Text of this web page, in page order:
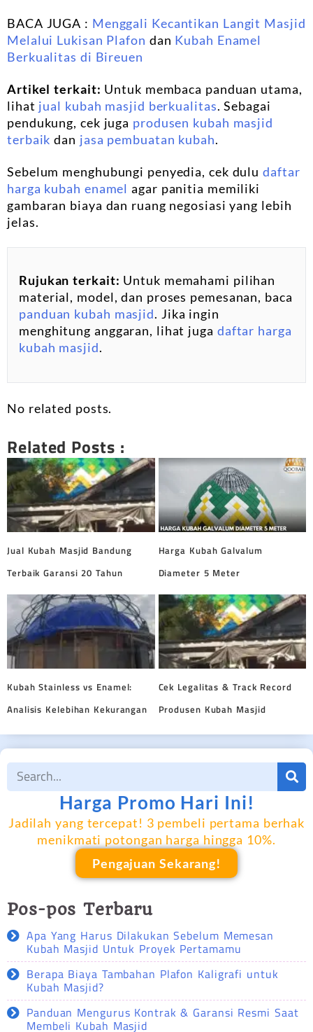
BACA JUGA : Menggali Kecantikan Langit Masjid
Melalui Lukisan Plafon dan Kubah Enamel
Berkualitas di Bireuen
Artikel terkait: Untuk membaca panduan utama,
lihat jual kubah masjid berkualitas. Sebagai
pendukung, cek juga produsen kubah masjid
terbaik dan jasa pembuatan kubah.
Sebelum menghubungi penyedia, cek duludaftar
harga kubah enamel agar panitia memiliki
gambaran biaya dan ruang negosiasi yang lebih
jelas.
Rujukan terkait: Untuk memahami pilihan
material, model, dan proses pemesanan, baca
panduan kubah masjid. Jika ingin
menghitung anggaran, lihat juga daftar harga
kubah masjid.
No related posts.
Related Posts :
Jual Kubah Masjid Bandung
Terbaik Garansi 20 Tahun
Harga Kubah Galvalum
Diameter 5 Meter
Kubah Stainless vs Enamel:
Analisis Kelebihan Kekurangan
Cek Legalitas & Track Record
Produsen Kubah Masjid
Harga Promo Hari Ini!
Jadilah yang tercepat! 3 pembeli pertama berhak
menikmati potongan harga hingga 10%.
Pengajuan Sekarang!
Pos-pos Terbaru
Apa Yang Harus Dilakukan Sebelum Memesan
Kubah Masjid Untuk Proyek Pertamamu
Berapa Biaya Tambahan Plafon Kaligrafi untuk
Kubah Masjid?
Panduan Mengurus Kontrak & Garansi Resmi Saat
Membeli Kubah Masjid